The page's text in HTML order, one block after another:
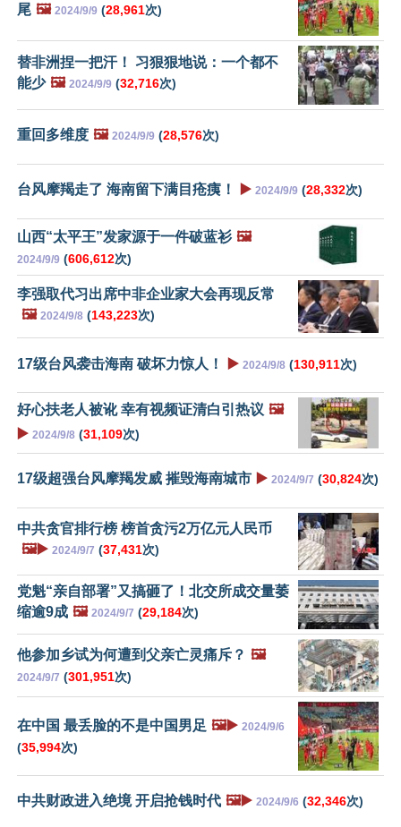
尾 🖼️ 2024/9/9 (28,961次)
替非洲捏一把汗！ 习狠狠地说：一个都不
能少 🖼️ 2024/9/9 (32,716次)
重回多维度 🖼️ 2024/9/9 (28,576次)
台风摩羯走了 海南留下满目疮痍！ ▶️ 2024/9/9 (28,332次)
山西“太平王”发家源于一件破蓝衫 🖼️
2024/9/9 (606,612次)
李强取代习出席中非企业家大会再现反常
🖼️ 2024/9/8 (143,223次)
17级台风袭击海南 破坏力惊人！ ▶️ 2024/9/8 (130,911次)
好心扶老人被讹 幸有视频证清白引热议 🖼️
▶️ 2024/9/8 (31,109次)
17级超强台风摩羯发威 摧毁海南城市 ▶️ 2024/9/7 (30,824次)
中共贪官排行榜 榜首贪污2万亿元人民币
🖼️▶️ 2024/9/7 (37,431次)
党魁“亲自部署”又搞砸了！北交所成交量萎
缩逾9成 🖼️ 2024/9/7 (29,184次)
他参加乡试为何遭到父亲亡灵痛斥？ 🖼️
2024/9/7 (301,951次)
在中国 最丢脸的不是中国男足 🖼️▶️ 2024/9/6
(35,994次)
中共财政进入绝境 开启抢钱时代 🖼️▶️ 2024/9/6 (32,346次)